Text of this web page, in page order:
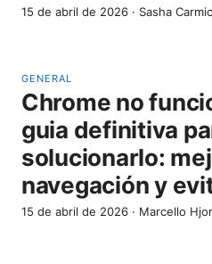
15 de abril de 2026 · Sasha
GENERAL
Chrome no
guia definitiva
solucionarlo:
navegación y
15 de abril de 2026 · Marcello